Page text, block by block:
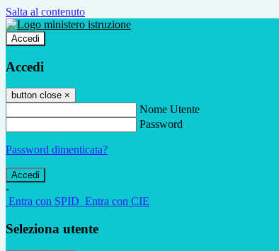
Salta al contenuto
Accedi
Accedi
button close ×
Nome Utente
Password
Password dimenticata?
-
Entra con SPID Entra con CIE
Seleziona utente